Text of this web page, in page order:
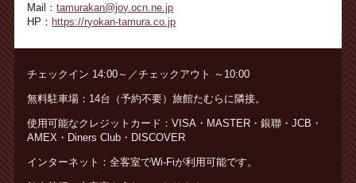
Mail：tamurakan@joy.ocn.ne.jp
HP： https://ryokan-tamura.co.jp
チェックイン 14:00～／チェックアウト ～10:00
無料駐車場：14台（予約不要）旅館たむらに隣接。
使用可能なクレジットカード：VISA・MASTER・銀聯・JCB・
AMEX・Diners Club・DISCOVER
インターネット：全客室でWi-Fiが利用可能です。